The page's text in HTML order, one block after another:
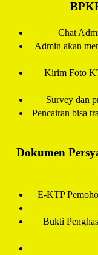
Chat
Admin akan
Kirim Foto
Survey dan
Pencairan bisa
Dokumen
E-KTP
Bukti